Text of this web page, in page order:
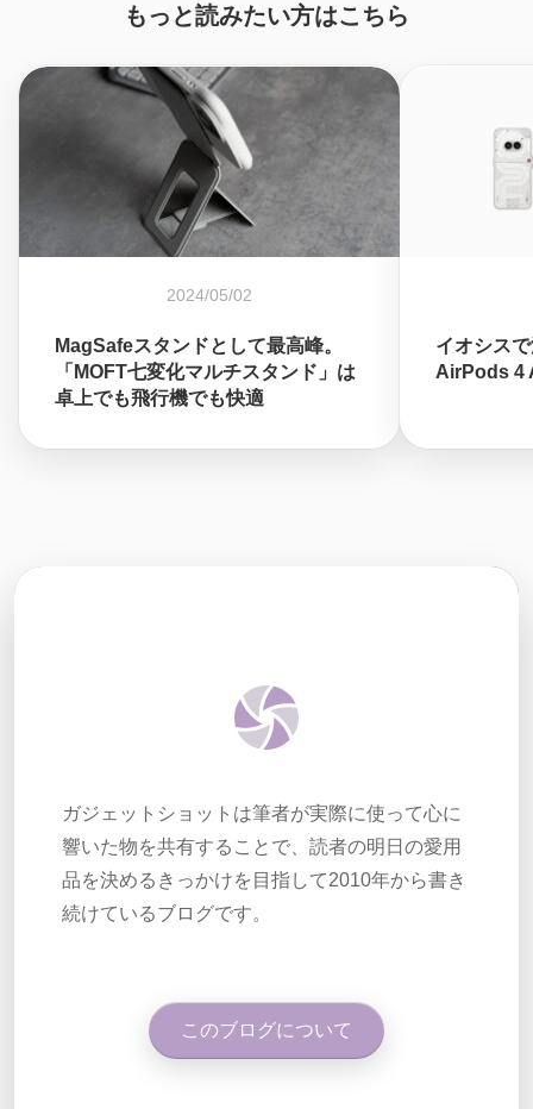
もっと読みたい方はこちら
2024/05/02
MagSafeスタンドとして最高峰。
「MOFT七変化マルチスタンド」は
卓上でも飛行機でも快適
イオシス
AirPods 4
ガジェットショットは筆者が実際に使って心に
響いた物を共有することで、読者の明日の愛用
品を決めるきっかけを目指して2010年から書き
続けているブログです。
このブログについて